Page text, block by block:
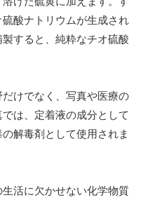
酸ナトリウムが生成され
すると、純粋なチオ硫酸
けでなく、写真や医療の
は、定着液の成分として
解毒剤として使用されま
活に欠かせない化学物質